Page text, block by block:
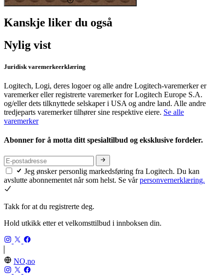
Kanskje liker du også
Nylig vist
Juridisk varemerkeerklæring
Logitech, Logi, deres logoer og alle andre Logitech-varemerker er
varemerker eller registrerte varemerker for Logitech Europe S.A.
og/eller dets tilknyttede selskaper i USA og andre land. Alle andre
tredjeparts varemerker tilhører sine respektive eiere. Se alle
varemerker
Abonner for å motta ditt spesialtilbud og eksklusive fordeler.
Jeg ønsker personlig markedsføring fra Logitech. Du kan
avslutte abonnementet når som helst. Se vårpersonvernerklæring.
Takk for at du registrerte deg.
Hold utkikk etter et velkomsttilbud i innboksen din.
NO,no